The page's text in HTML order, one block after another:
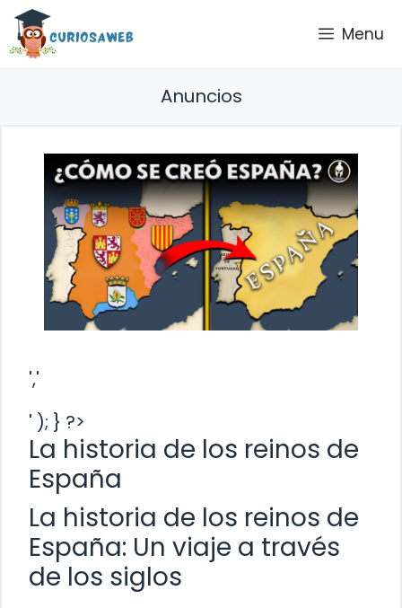
Saltar
contenido
Menu
Anuncios
','
' ); } ?>
La historia de los reinos de
España
La historia de los reinos de
España: Un viaje a través
de los siglos